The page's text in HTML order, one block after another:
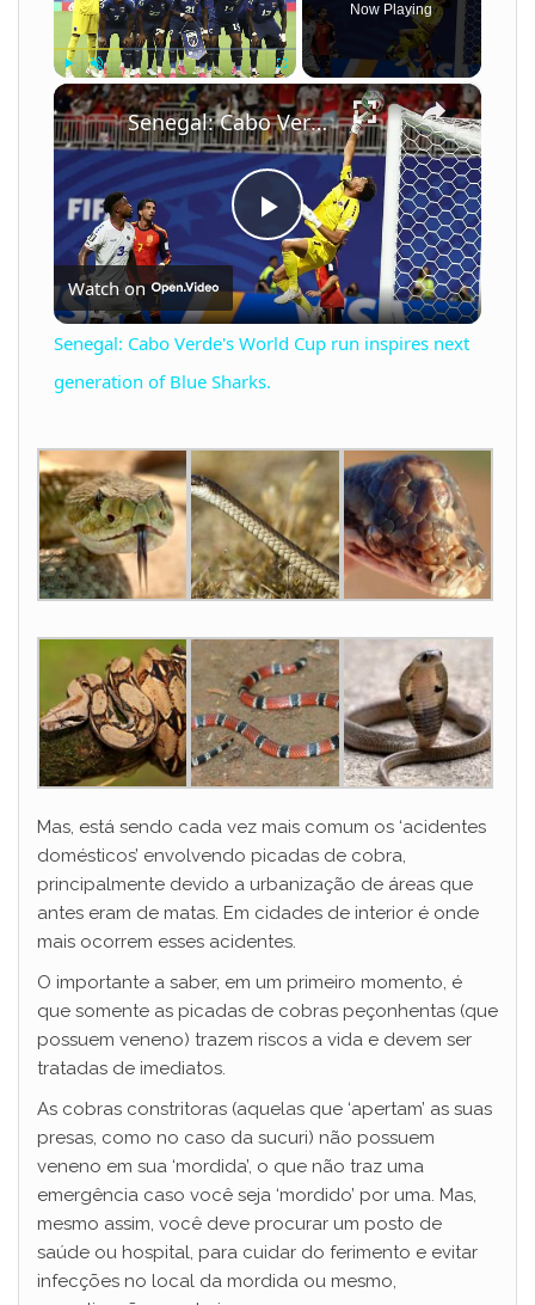
Play Unmute Fullscreen
Now Playing
×
P
l
a
y
V
i
d
e
o
Senegal: Cabo Verde's World Cup run inspires next generation of Blue Sharks.
Watch on
Senegal: Cabo Verde's World Cup run inspires next
generation of Blue Sharks.
Mas, está sendo cada vez mais comum os ‘acidentes
domésticos’ envolvendo picadas de cobra,
principalmente devido a urbanização de áreas que
antes eram de matas. Em cidades de interior é onde
mais ocorrem esses acidentes.
O importante a saber, em um primeiro momento, é
que somente as picadas de cobras peçonhentas (que
possuem veneno) trazem riscos a vida e devem ser
tratadas de imediatos.
As cobras constritoras (aquelas que ‘apertam’ as suas
presas, como no caso da sucuri) não possuem
veneno em sua ‘mordida’, o que não traz uma
emergência caso você seja ‘mordido’ por uma. Mas,
mesmo assim, você deve procurar um posto de
saúde ou hospital, para cuidar do ferimento e evitar
infecções no local da mordida ou mesmo,